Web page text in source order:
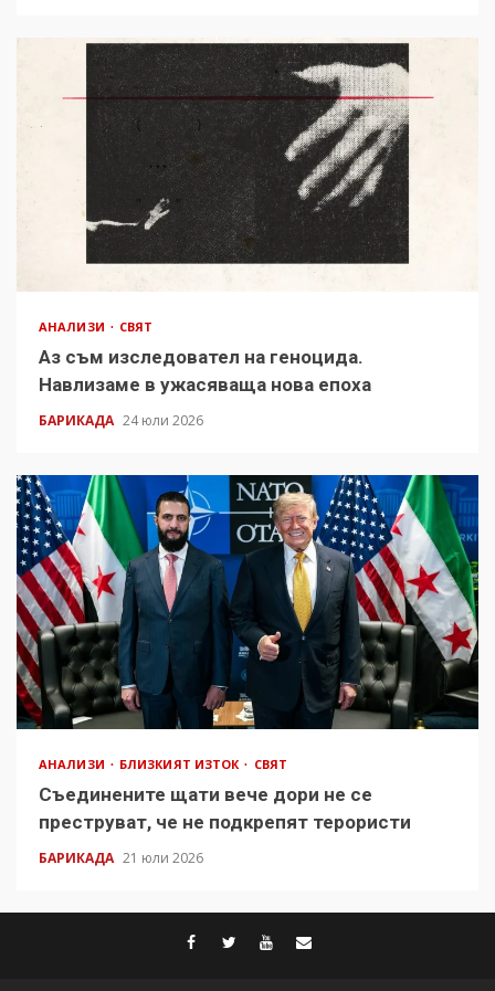
АНАЛИЗИ СВЯТ
Аз съм изследовател на геноцида.
Навлизаме в ужасяваща нова епоха
БАРИКАДА 24 юли 2026
АНАЛИЗИ БЛИЗКИЯТ ИЗТОК СВЯТ
Съединените щати вече дори не се
преструват, че не подкрепят терористи
БАРИКАДА 21 юли 2026
facebook
twitter
youtube